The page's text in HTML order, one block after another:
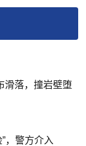
滑落，撞岩壁堕
，警方介入